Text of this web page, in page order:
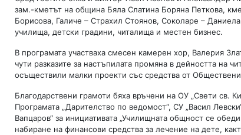
зам.-кметът на община Бяла Слатина Боряна Петкова,
Борисова, Галиче – Страхил Стоянов, Соколаре –
училища, детски градини, читалища и местен бизнес.
В програмата участваха смесен камерен хор, Валерия
чути разказите за настъпилата промяна в дейността на
осъществили малки проекти със средства от
Благодарствени грамоти бяха връчени на ОУ „Свети св.
Програмата „Дарителство по ведомост“, СУ „Васил
Вапцаров“ за инициативата „Училищната общност се
набиране на финансови средства за лечение на дете,